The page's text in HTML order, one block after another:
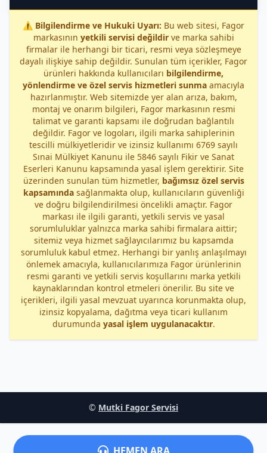
⚠️ Bilgilendirme ve Hukuki Uyarı: Bu web sitesi, Fagor
markasının yetkili servisi değildirve marka sahibi
firmalar ile herhangi bir ticari, resmi veya sözleşmeye
dayalı ilişkiye sahip değildir. Sunulan tüm içerikler, Fagor
ürünleri hakkında kullanıcıları bilgilendirme,
yönlendirme ve özel servis hizmetleri sunma amacıyla
hazırlanmıştır. Web sitemizde yer alan arıza, bakım,
montaj ve onarım bilgileri, Fagor markasının resmi
talimat ve garanti kapsamı ile doğrudan bağlantılı
değildir. Fagor ve logoları, ilgili marka sahiplerinin
tescilli mülkiyetleridir ve izinsiz kullanımı 6769 sayılı
Sınai Mülkiyet Kanunu ile 5846 sayılı Fikir ve Sanat
Eserleri Kanunu kapsamında yasal işlem gerektirir. Site
üzerinden sunulan tüm hizmetler, bağımsız özel servis
kapsamındasağlanmakta olup, kullanıcıların güvenliği
ve doğru bilgilendirilmesi öncelikli amaçtır. Fagor
markası ile ilgili garanti, yetkili servis ve yasal
sorumluluklar yalnızca marka sahibi firmalara aittir;
sitemiz veya hizmet sağlayıcılarımız bu kapsamda
sorumluluk kabul etmez. Herhangi bir yanlış anlaşılmayı
önlemek amacıyla, kullanıcılarımıza Fagor ürünlerinin
resmi garanti ve yetkili servis koşullarını marka yetkili
kaynaklarından kontrol etmeleri önerilir. Bu site ve
içerikleri, ilgili yasal mevzuat uyarınca korunmakta olup,
izinsiz kopyalama, dağıtma veya ticari kullanım
durumunda yasal işlem uygulanacaktır.
© Mutki Fagor Servisi